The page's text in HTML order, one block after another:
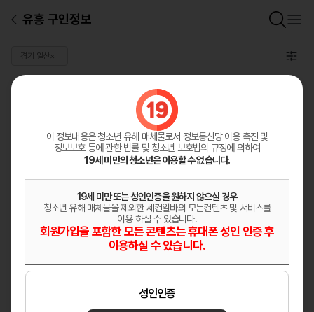
유흥 구인정보
경기 일산 ×
이 정보내용은 청소년 유해 매체물로서 정보통신망 이용 촉진 및
정보보호 등에 관한 법률 및 청소년 보호법의 규정에 의하여
19세 미만의 청소년은 이용할 수 없습니다.
19세 미만 또는 성인인증을 원하지 않으실 경우
청소년 유해 매체물을 제외한 세컨알바의 모든컨텐츠 및 서비스를
이용 하실 수 있습니다.
회원가입을 포함한 모든 콘텐츠는 휴대폰 성인 인증 후
이용하실 수 있습니다.
성인인증